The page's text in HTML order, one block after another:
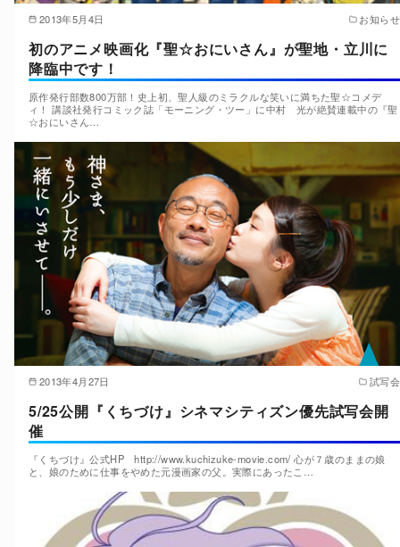
2013年5月4日 お知らせ
初のアニメ映画化『聖☆おにいさん』が聖地・立川に
降臨中です！
原作発行部数800万部！史上初、聖人級のミラクルな笑いに満ちた聖☆コメデ
ィ！ 講談社発行コミック誌「モーニング・ツー」に中村 光が絶賛連載中の『聖
☆おにいさん…
2013年4月27日 試写会
5/25公開『くちづけ』シネマシティズン優先試写会開
催
『くちづけ』公式HP http://www.kuchizuke-movie.com/ 心が７歳のままの娘
と、娘のために仕事をやめた元漫画家の父。実際にあったこ…